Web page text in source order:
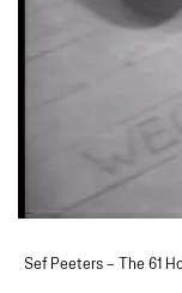
Sef Peeters – The 61